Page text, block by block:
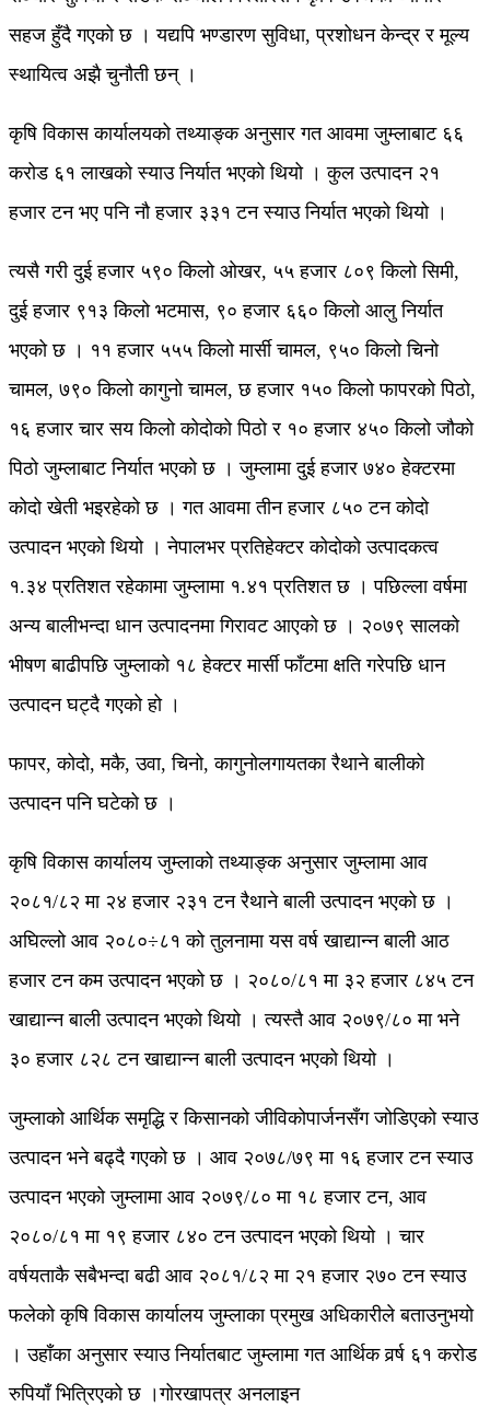
सहज हुँदै गएको छ । यद्यपि भण्डारण सुविधा, प्रशोधन केन्द्र र मूल्य
स्थायित्व अझै चुनौती छन् ।
कृषि विकास कार्यालयको तथ्याङ्क अनुसार गत आवमा जुम्लाबाट ६६
करोड ६१ लाखको स्याउ निर्यात भएको थियो । कुल उत्पादन २१
हजार टन भए पनि नौ हजार ३३१ टन स्याउ निर्यात भएको थियो ।
त्यसै गरी दुई हजार ५९० किलो ओखर, ५५ हजार ८०९ किलो सिमी,
दुई हजार ९१३ किलो भटमास, ९० हजार ६६० किलो आलु निर्यात
भएको छ । ११ हजार ५५५ किलो मार्सी चामल, ९५० किलो चिनो
चामल, ७९० किलो कागुनो चामल, छ हजार १५० किलो फापरको पिठो,
१६ हजार चार सय किलो कोदोको पिठो र १० हजार ४५० किलो जौको
पिठो जुम्लाबाट निर्यात भएको छ । जुम्लामा दुई हजार ७४० हेक्टरमा
कोदो खेती भइरहेको छ । गत आवमा तीन हजार ८५० टन कोदो
उत्पादन भएको थियो । नेपालभर प्रतिहेक्टर कोदोको उत्पादकत्व
१.३४ प्रतिशत रहेकामा जुम्लामा १.४१ प्रतिशत छ । पछिल्ला वर्षमा
अन्य बालीभन्दा धान उत्पादनमा गिरावट आएको छ । २०७९ सालको
भीषण बाढीपछि जुम्लाको १८ हेक्टर मार्सी फाँटमा क्षति गरेपछि धान
उत्पादन घट्दै गएको हो ।
फापर, कोदो, मकै, उवा, चिनो, कागुनोलगायतका रैथाने बालीको
उत्पादन पनि घटेको छ ।
कृषि विकास कार्यालय जुम्लाको तथ्याङ्क अनुसार जुम्लामा आव
२०८१/८२ मा २४ हजार २३१ टन रैथाने बाली उत्पादन भएको छ ।
अघिल्लो आव २०८०÷८१ को तुलनामा यस वर्ष खाद्यान्न बाली आठ
हजार टन कम उत्पादन भएको छ । २०८०/८१ मा ३२ हजार ८४५ टन
खाद्यान्न बाली उत्पादन भएको थियो । त्यस्तै आव २०७९/८० मा भने
३० हजार ८२८ टन खाद्यान्न बाली उत्पादन भएको थियो ।
जुम्लाको आर्थिक समृद्धि र किसानको जीविकोपार्जनसँग जोडिएको स्याउ
उत्पादन भने बढ्दै गएको छ । आव २०७८/७९ मा १६ हजार टन स्याउ
उत्पादन भएको जुम्लामा आव २०७९/८० मा १८ हजार टन, आव
२०८०/८१ मा १९ हजार ८४० टन उत्पादन भएको थियो । चार
वर्षयताकै सबैभन्दा बढी आव २०८१/८२ मा २१ हजार २७० टन स्याउ
फलेको कृषि विकास कार्यालय जुम्लाका प्रमुख अधिकारीले बताउनुभयो
। उहाँका अनुसार स्याउ निर्यातबाट जुम्लामा गत आर्थिक वर्र्ष ६१ करोड
रुपियाँ भित्रिएको छ ।गोरखापत्र अनलाइन